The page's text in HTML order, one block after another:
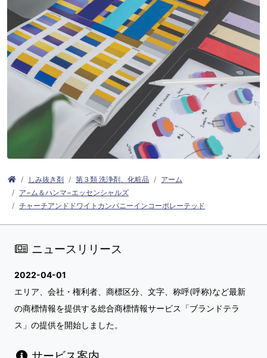
しみ抜き剤 第３類 洗浄剤、化粧品
アーム
ア−ム＆ハンマ−エッセンシャルズ
チャーチアンドドワイトカンパニーインコーポレーテッド
ニュースリリース
2022-04-01
エリア、会社・権利者、商標区分、文字、称呼(呼称)など最新
の商標情報を提供する総合商標情報サービス「ブランドテラ
ス」の提供を開始しました。